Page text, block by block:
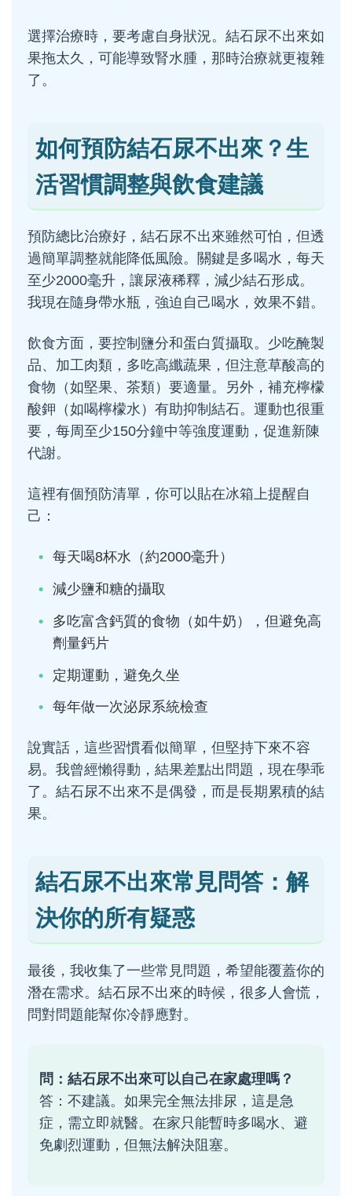
選擇治療時，要考慮自身狀況。結石尿不出來如
果拖太久，可能導致腎水腫，那時治療就更複雜
了。
如何預防結石尿不出來？生
活習慣調整與飲食建議
預防總比治療好，結石尿不出來雖然可怕，但透
過簡單調整就能降低風險。關鍵是多喝水，每天
至少2000毫升，讓尿液稀釋，減少結石形成。
我現在隨身帶水瓶，強迫自己喝水，效果不錯。
飲食方面，要控制鹽分和蛋白質攝取。少吃醃製
品、加工肉類，多吃高纖蔬果，但注意草酸高的
食物（如堅果、茶類）要適量。另外，補充檸檬
酸鉀（如喝檸檬水）有助抑制結石。運動也很重
要，每周至少150分鐘中等強度運動，促進新陳
代謝。
這裡有個預防清單，你可以貼在冰箱上提醒自
己：
每天喝8杯水（約2000毫升）
減少鹽和糖的攝取
多吃富含鈣質的食物（如牛奶），但避免高
劑量鈣片
定期運動，避免久坐
每年做一次泌尿系統檢查
說實話，這些習慣看似簡單，但堅持下來不容
易。我曾經懶得動，結果差點出問題，現在學乖
了。結石尿不出來不是偶發，而是長期累積的結
果。
結石尿不出來常見問答：解
決你的所有疑惑
最後，我收集了一些常見問題，希望能覆蓋你的
潛在需求。結石尿不出來的時候，很多人會慌，
問對問題能幫你冷靜應對。
問：結石尿不出來可以自己在家處理嗎？
答：不建議。如果完全無法排尿，這是急
症，需立即就醫。在家只能暫時多喝水、避
免劇烈運動，但無法解決阻塞。